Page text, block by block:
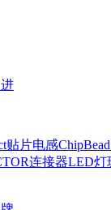
贴片电感
连接器LED灯